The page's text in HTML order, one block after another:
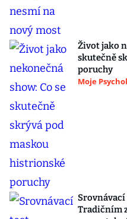
Život jako
skutečně
poruchy
Moje
Tradičním